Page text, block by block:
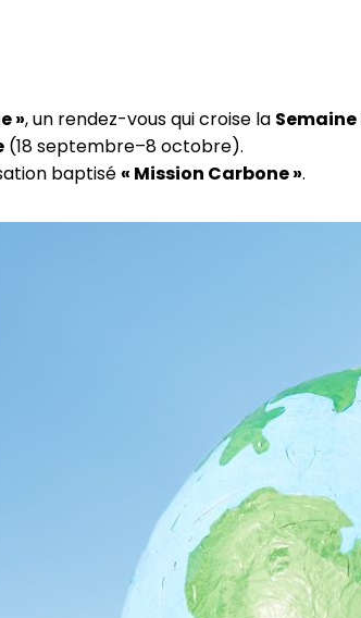
», un rendez-vous qui croise la
(18 septembre–8 octobre).
baptisé « Mission Carbone ».